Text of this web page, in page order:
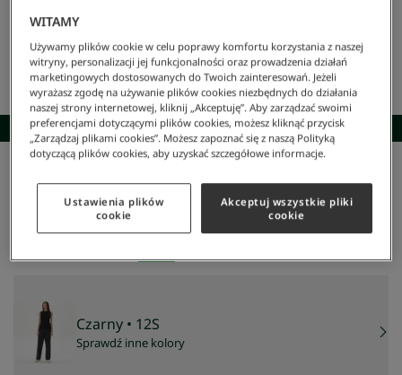
SKOMPLETUJ STYLIZACJĘ
T-shirt damski
NAJNIŻSZA CENA Z 30 DNI: 195 zł
Czarny • 12S
Sprawdź inne kolory
WITAMY
Używamy plików cookie w celu poprawy komfortu korzystania z naszej
witryny, personalizacji jej funkcjonalności oraz prowadzenia działań
marketingowych dostosowanych do Twoich zainteresowań. Jeżeli
wyrażasz zgodę na używanie plików cookies niezbędnych do działania
naszej strony internetowej, kliknij „Akceptuję”. Aby zarządzać swoimi
preferencjami dotyczącymi plików cookies, możesz kliknąć przycisk
„Zarządzaj plikami cookies”. Możesz zapoznać się z naszą Polityką
dotyczącą plików cookies, aby uzyskać szczegółowe informacje.
Ustawienia plików
cookie
Akceptuj wszystkie pliki
cookie